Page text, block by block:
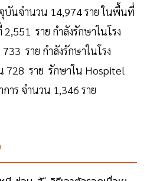
นจำนวน 14,974 ราย ในพื้นที่
ราย กำลังรักษาในโรง
ราย กำลังรักษาในโรง
728 ราย รักษาใน Hospitel
าร จำนวน 1,346 ราย